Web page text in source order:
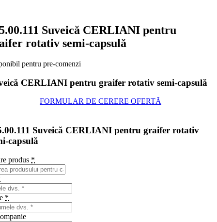
Suveică CERLIANI pentru
rotativ semi-capsulă
pentru pre-comenzi
CERLIANI pentru graifer rotativ semi-capsulă
FORMULAR DE CERERE OFERTĂ
Suveică CERLIANI pentru graifer rotativ
capsulă
produs *
*